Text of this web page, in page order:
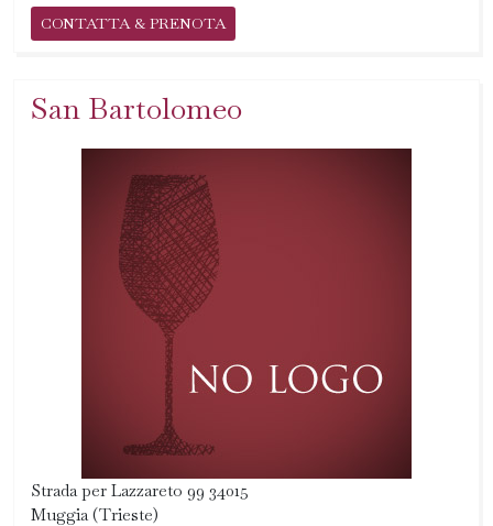
CONTATTA & PRENOTA
San Bartolomeo
Strada per Lazzareto 99 34015
Muggia (Trieste)